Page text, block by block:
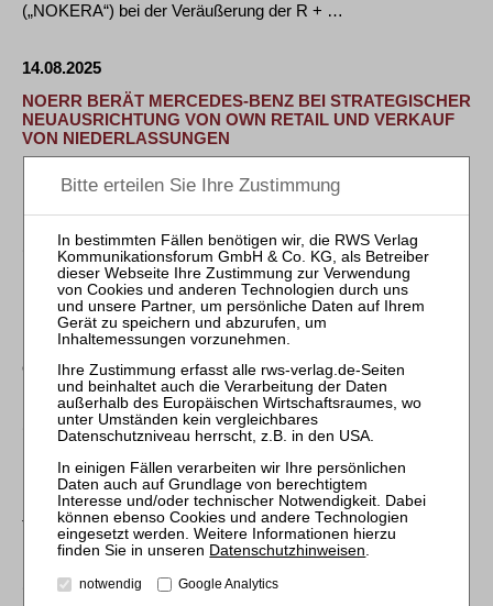
(„NOKERA“) bei der Veräußerung der R + …
14.08.2025
NOERR BERÄT MERCEDES-BENZ BEI STRATEGISCHER
NEUAUSRICHTUNG VON OWN RETAIL UND VERKAUF
VON NIEDERLASSUNGEN
Neuhaus (Leitung), Dr. Jan-Philipp Meier, Dr. …
14.08.2025
HENGELER MUELLER BERÄT DEUTSCHE
PFANDBRIEFBANK BEI ERWERB DER DEUTSCHE
INVESTMENT GRUPPE
Die Deutsche Pfandbriefbank AG (pbb), eine führende
europäische Spezialbank für die Finanzierung …
14.08.2025
MEHRHEITSBETEILIGUNG AN KELVION AN APOLLO
MÜNCHEN, 14. August 2025 –– Kirkland & Ellis berät von
Triton beratene Fonds beim Verkauf …
13.08.2025
Datenschutzhinweisen
notwendig Google Analytics